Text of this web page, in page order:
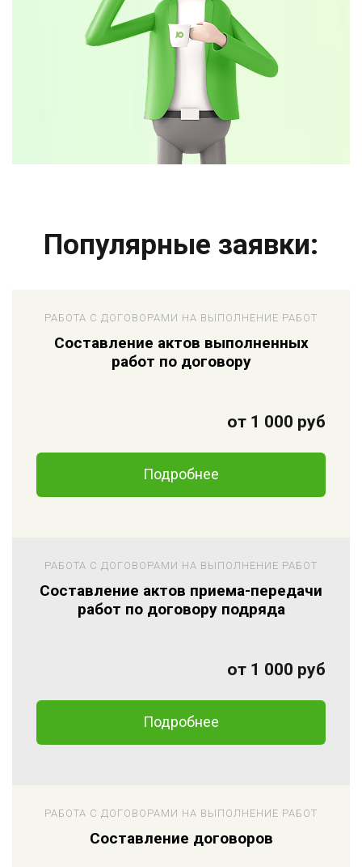
Популярные заявки:
РАБОТА С ДОГОВОРАМИ НА ВЫПОЛНЕНИЕ РАБОТ
Составление актов выполненных
работ по договору
от 1 000 руб
Подробнее
РАБОТА С ДОГОВОРАМИ НА ВЫПОЛНЕНИЕ РАБОТ
Составление актов приема-передачи
работ по договору подряда
от 1 000 руб
Подробнее
РАБОТА С ДОГОВОРАМИ НА ВЫПОЛНЕНИЕ РАБОТ
Составление договоров